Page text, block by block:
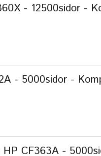
- 12500sidor -
- 5000sidor -
CF363A -